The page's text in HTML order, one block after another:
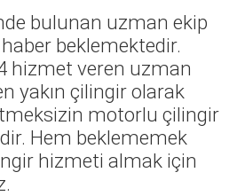
bulunan uzman ekip
beklemektedir.
hizmet veren uzman
yakın çilingir olarak
motorlu çilingir
Hem beklememek
hizmeti almak için